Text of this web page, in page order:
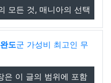
모든 것, 매니아의 선택
완도군 가성비 최고인 무
은 이 글의 범위에 포함